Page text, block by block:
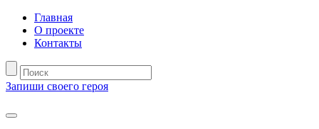
Главная
О проекте
Контакты
Запиши своего героя